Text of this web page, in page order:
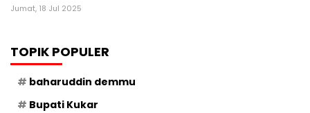
Jumat, 18 Jul 2025
TOPIK POPULER
baharuddin demmu
Bupati Kukar